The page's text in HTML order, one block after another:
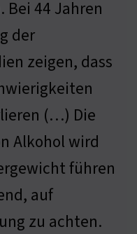
Bei 44 Jahren
der
zeigen, dass
(…) Die
Alkohol wird
führen
auf
zu achten.